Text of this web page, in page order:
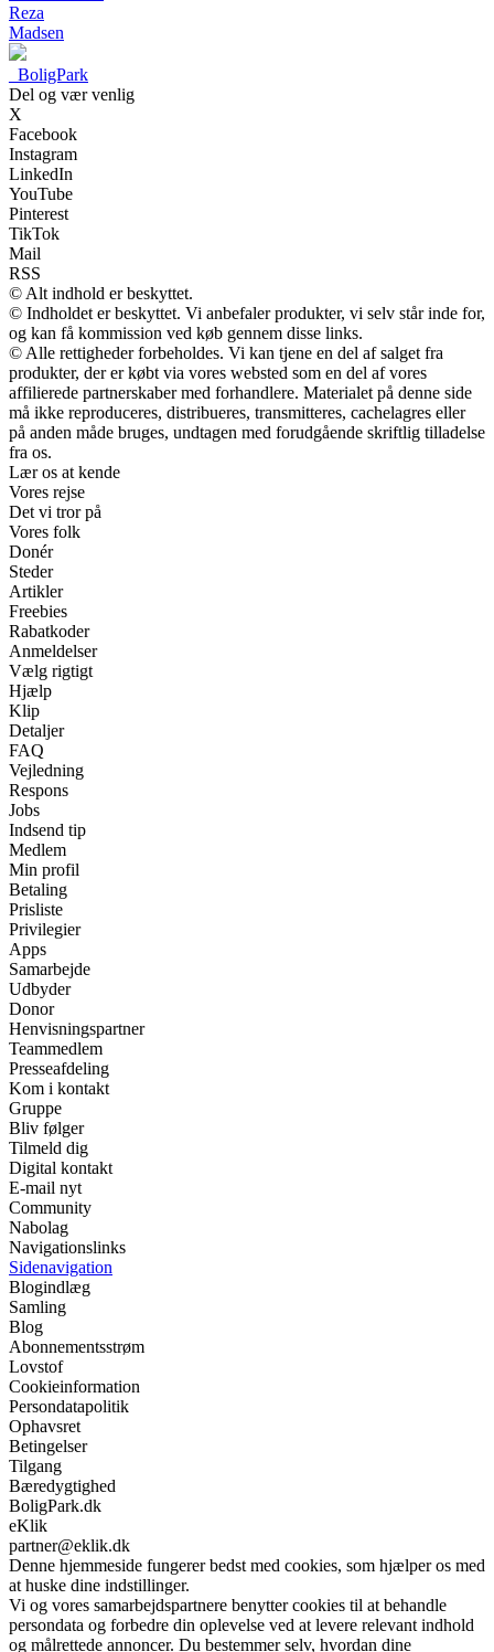
Reza
Madsen
BoligPark
Del og vær venlig
X
Facebook
Instagram
LinkedIn
YouTube
Pinterest
TikTok
Mail
RSS
© Alt indhold er beskyttet.
© Indholdet er beskyttet. Vi anbefaler produkter, vi selv står inde for,
og kan få kommission ved køb gennem disse links.
© Alle rettigheder forbeholdes. Vi kan tjene en del af salget fra
produkter, der er købt via vores websted som en del af vores
affilierede partnerskaber med forhandlere. Materialet på denne side
må ikke reproduceres, distribueres, transmitteres, cachelagres eller
på anden måde bruges, undtagen med forudgående skriftlig tilladelse
fra os.
Lær os at kende
Vores rejse
Det vi tror på
Vores folk
Donér
Steder
Artikler
Freebies
Rabatkoder
Anmeldelser
Vælg rigtigt
Hjælp
Klip
Detaljer
FAQ
Vejledning
Respons
Jobs
Indsend tip
Medlem
Min profil
Betaling
Prisliste
Privilegier
Apps
Samarbejde
Udbyder
Donor
Henvisningspartner
Teammedlem
Presseafdeling
Kom i kontakt
Gruppe
Bliv følger
Tilmeld dig
Digital kontakt
E-mail nyt
Community
Nabolag
Navigationslinks
Sidenavigation
Blogindlæg
Samling
Blog
Abonnementsstrøm
Lovstof
Cookieinformation
Persondatapolitik
Ophavsret
Betingelser
Tilgang
Bæredygtighed
BoligPark.dk
eKlik
partner@eklik.dk
Denne hjemmeside fungerer bedst med cookies, som hjælper os med
at huske dine indstillinger.
Vi og vores samarbejdspartnere benytter cookies til at behandle
persondata og forbedre din oplevelse ved at levere relevant indhold
og målrettede annoncer. Du bestemmer selv, hvordan dine